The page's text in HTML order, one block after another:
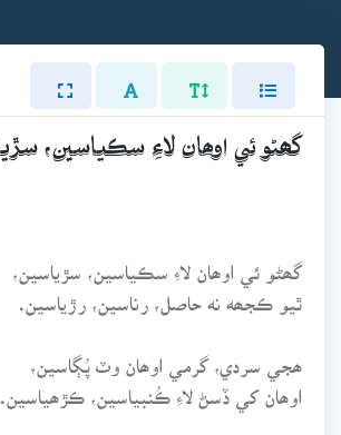
گھڻو ئي اوھان لاءِ سڪياسين،
گھڻو ئي اوھان لاءِ سڪياسين، سڙياسين،
ٿيو ڪجھه نه حاصل، رناسين، رڙياسين.
ھجي سردي، گرمي اوھان وٽ پُڳاسين،
اوھان کي ڏسڻ لاءِ ڪُنبياسين، ڪڙھياسين.